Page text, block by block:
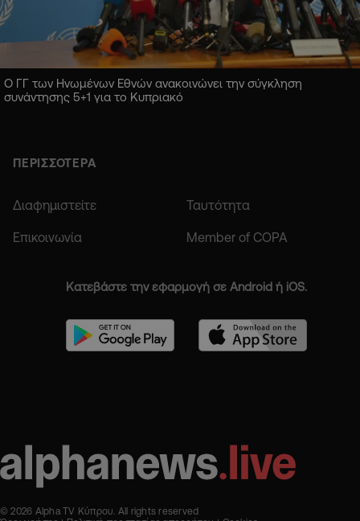
Ο ΓΓ των Ηνωμένων Εθνών ανακοινώνει την σύγκληση
συνάντησης 5+1 για το Κυπριακό
ΠΕΡΙΣΣΟΤΕΡΑ
Διαφημιστείτε Ταυτότητα
Επικοινωνία Member of COPA
Κατεβάστε την εφαρμογή σε Android ή iOS.
© 2026 Alpha TV Κύπρου. All rights reserved